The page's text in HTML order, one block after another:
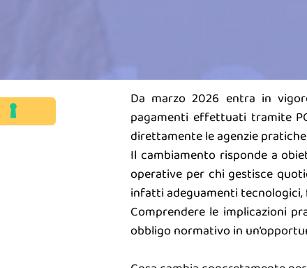
Da marzo 2026 entra in
pagamenti effettuati tramite
direttamente le agenzie
Il cambiamento risponde a
operative per chi gestisce
infatti adeguamenti tecnologici,
Comprendere le implicazioni
obbligo normativo in